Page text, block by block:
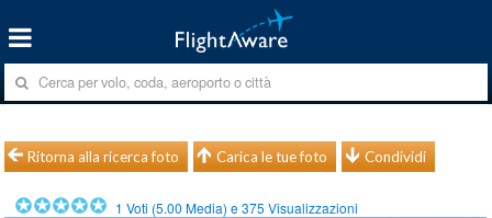
Ritorna alla ricerca foto Carica le tue foto Condividi
1 Voti (5.00 Media) e375 Visualizzazioni